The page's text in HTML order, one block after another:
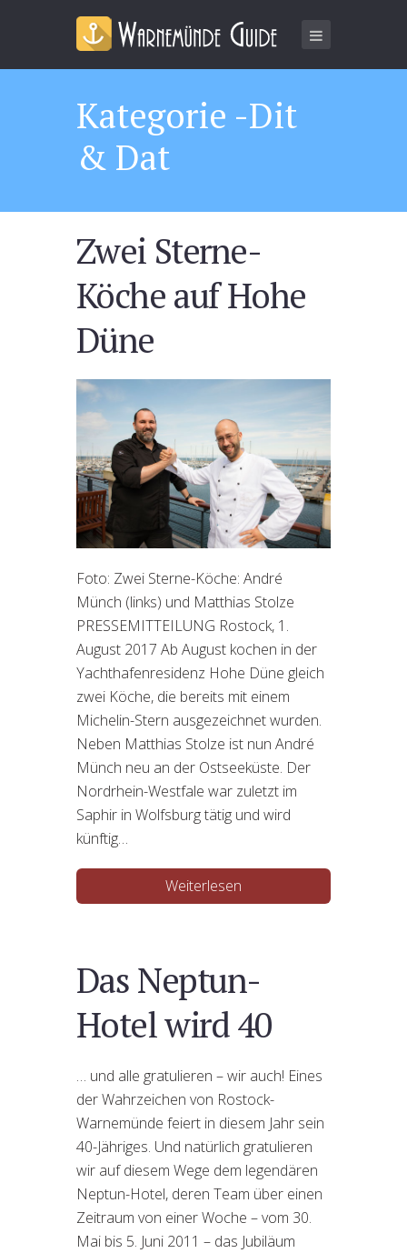
Kategorie -Dit
& Dat
Zwei Sterne-
Köche auf Hohe
Düne
Foto: Zwei Sterne-Köche: André
Münch (links) und Matthias Stolze
PRESSEMITTEILUNG Rostock, 1.
August 2017 Ab August kochen in der
Yachthafenresidenz Hohe Düne gleich
zwei Köche, die bereits mit einem
Michelin-Stern ausgezeichnet wurden.
Neben Matthias Stolze ist nun André
Münch neu an der Ostseeküste. Der
Nordrhein-Westfale war zuletzt im
Saphir in Wolfsburg tätig und wird
künftig…
Weiterlesen
Das Neptun-
Hotel wird 40
… und alle gratulieren – wir auch! Eines
der Wahrzeichen von Rostock-
Warnemünde feiert in diesem Jahr sein
40-Jähriges. Und natürlich gratulieren
wir auf diesem Wege dem legendären
Neptun-Hotel, deren Team über einen
Zeitraum von einer Woche – vom 30.
Mai bis 5. Juni 2011 – das Jubiläum